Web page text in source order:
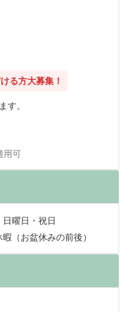
る方大募集！
。
用可
曜日・祝日
（お盆休みの前後）